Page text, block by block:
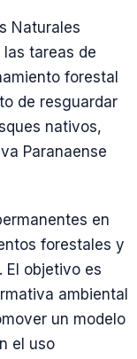
Naturales
tareas de
forestal
de resguardar
nativos,
Paranaense
en
forestales y
El objetivo es
ambiental
un modelo
el uso